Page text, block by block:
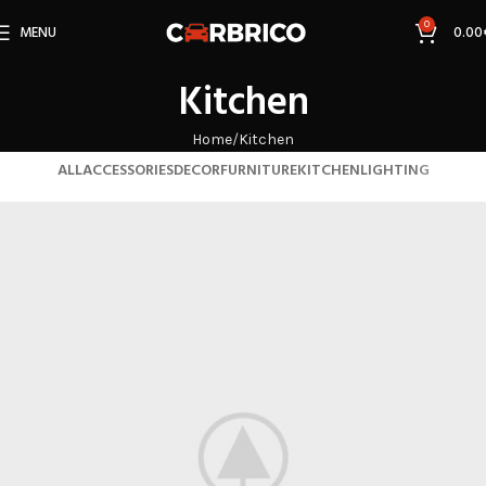
MENU 0 0.00
Kitchen
Home Kitchen
ALLACCESSORIESDECORFURNITUREKITCHENLIGHTING